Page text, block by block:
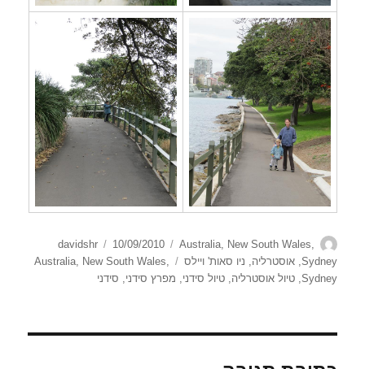
מחבר davidshr
פורסם
בתאריך
10/09/2010
קטגוריות Australia, New South Wales,
Sydney
,אוסטרליה, ניו סאות' ויילס תגיות Australia, New South Wales,
Sydney
,טיול אוסטרליה,טיול סידני, מפרץ סידני, סידני